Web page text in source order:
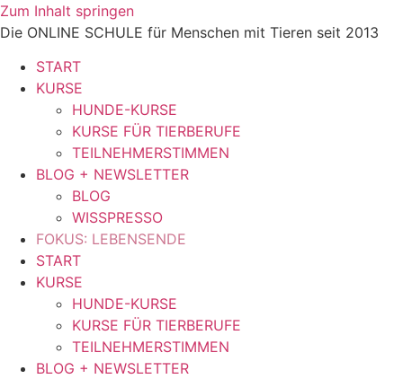
Zum Inhalt springen
Die ONLINE SCHULE für Menschen mit Tieren seit 2013
START
KURSE
HUNDE-KURSE
KURSE FÜR TIERBERUFE
TEILNEHMERSTIMMEN
BLOG + NEWSLETTER
BLOG
WISSPRESSO
FOKUS: LEBENSENDE
START
KURSE
HUNDE-KURSE
KURSE FÜR TIERBERUFE
TEILNEHMERSTIMMEN
BLOG + NEWSLETTER